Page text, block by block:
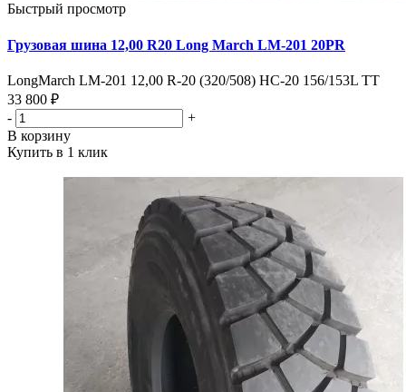
Быстрый просмотр
Грузовая шина 12,00 R20 Long March LM-201 20PR
LongMarch LM-201 12,00 R-20 (320/508) HC-20 156/153L TT
33 800 ₽
-
+
В корзину
Купить в 1 клик